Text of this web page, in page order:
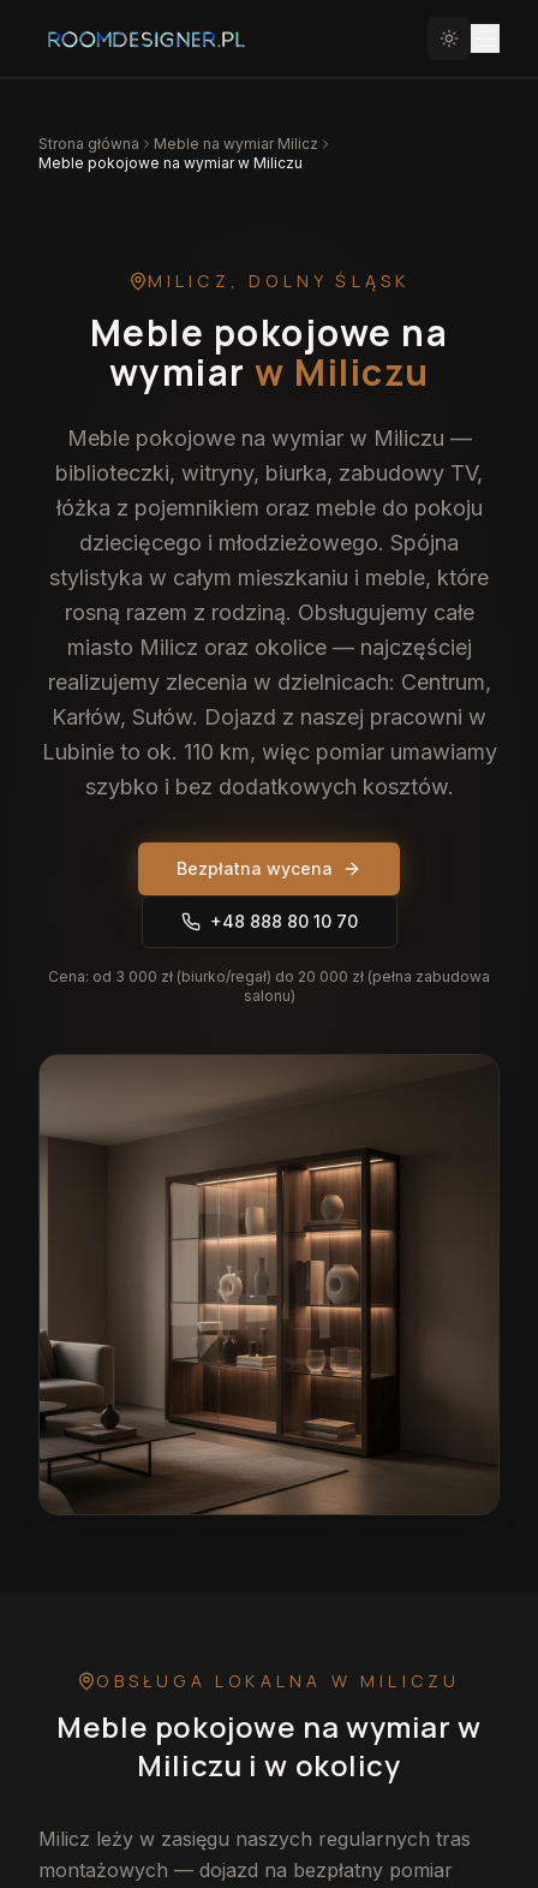
Strona główna Meble na wymiar Milicz
Meble pokojowe na wymiar w Miliczu
MILICZ , DOLNY ŚLĄSK
Meble pokojowe na
wymiar w Miliczu
Meble pokojowe na wymiar w Miliczu —
biblioteczki, witryny, biurka, zabudowy TV,
łóżka z pojemnikiem oraz meble do pokoju
dziecięcego i młodzieżowego. Spójna
stylistyka w całym mieszkaniu i meble, które
rosną razem z rodziną. Obsługujemy całe
miasto Milicz oraz okolice — najczęściej
realizujemy zlecenia w dzielnicach: Centrum,
Karłów, Sułów. Dojazd z naszej pracowni w
Lubinie to ok. 110 km, więc pomiar umawiamy
szybko i bez dodatkowych kosztów.
Bezpłatna wycena
+48 888 80 10 70
Cena: od 3 000 zł (biurko/regał) do 20 000 zł (pełna zabudowa
salonu)
OBSŁUGA LOKALNA W MILICZU
Meble pokojowe na wymiar w
Miliczu i w okolicy
Milicz leży w zasięgu naszych regularnych tras
montażowych — dojazd na bezpłatny pomiar